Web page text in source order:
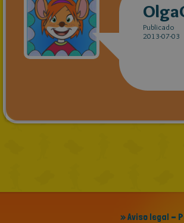
Publicado
2013-07-03
» Aviso legal -